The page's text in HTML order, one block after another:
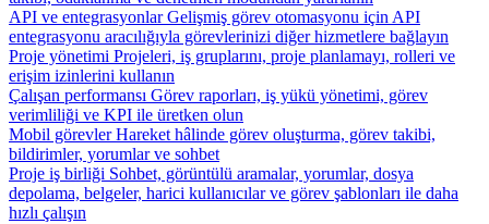
API ve entegrasyonlar Gelişmiş görev otomasyonu için API
entegrasyonu aracılığıyla görevlerinizi diğer hizmetlere bağlayın
Proje yönetimi Projeleri, iş gruplarını, proje planlamayı, rolleri ve
erişim izinlerini kullanın
Çalışan performansı Görev raporları, iş yükü yönetimi, görev
verimliliği ve KPI ile üretken olun
Mobil görevler Hareket hâlinde görev oluşturma, görev takibi,
bildirimler, yorumlar ve sohbet
Proje iş birliği Sohbet, görüntülü aramalar, yorumlar, dosya
depolama, belgeler, harici kullanıcılar ve görev şablonları ile daha
hızlı çalışın